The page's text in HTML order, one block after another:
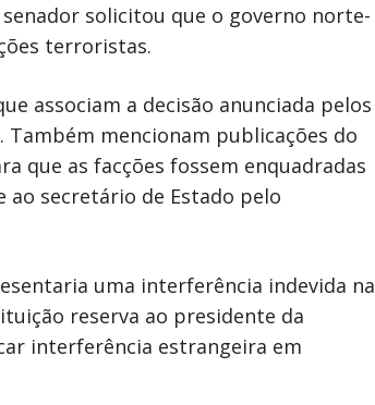
solicitou que o governo norte-
terroristas.
associam a decisão anunciada pelos
mencionam publicações do
que as facções fossem enquadradas
secretário de Estado pelo
uma interferência indevida na
reserva ao presidente da
interferência estrangeira em